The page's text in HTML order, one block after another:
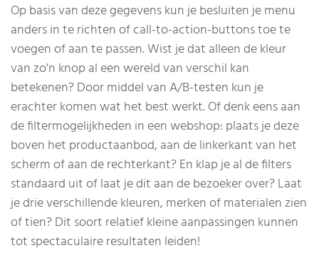
Op basis van deze gegevens kun je besluiten je menu
anders in te richten of call-to-action-buttons toe te
voegen of aan te passen. Wist je dat alleen de kleur
van zo’n knop al een wereld van verschil kan
betekenen? Door middel van A/B-testen kun je
erachter komen wat het best werkt. Of denk eens aan
de filtermogelijkheden in een webshop: plaats je deze
boven het productaanbod, aan de linkerkant van het
scherm of aan de rechterkant? En klap je al de filters
standaard uit of laat je dit aan de bezoeker over? Laat
je drie verschillende kleuren, merken of materialen zien
of tien? Dit soort relatief kleine aanpassingen kunnen
tot spectaculaire resultaten leiden!